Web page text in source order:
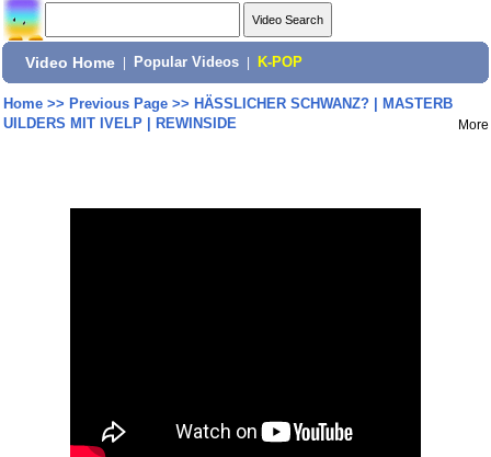
Video Home Popular Videos K-POP
Home>> Previous Page>> HÄSSLICHER SCHWANZ? | MASTERB
UILDERS MIT IVELP | REWINSIDE
More